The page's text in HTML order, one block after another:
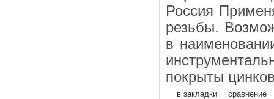
Россия
резьбы.
в
покрыты
в закладки сравнение